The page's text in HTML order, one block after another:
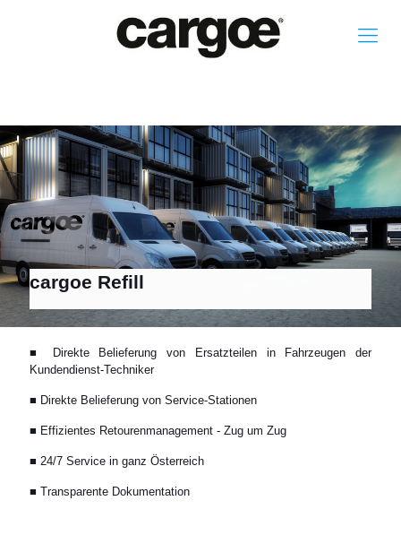
cargoe Refill
■ Direkte Belieferung von Ersatzteilen in Fahrzeugen der
Kundendienst-Techniker
■ Direkte Belieferung von Service-Stationen
■ Effizientes Retourenmanagement - Zug um Zug
■ 24/7 Service in ganz Österreich
■ Transparente Dokumentation